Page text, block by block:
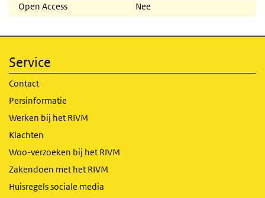
Open Access
Nee
Service
Contact
Persinformatie
Werken bij het RIVM
Klachten
Woo-verzoeken bij het RIVM
Zakendoen met het RIVM
Huisregels sociale media